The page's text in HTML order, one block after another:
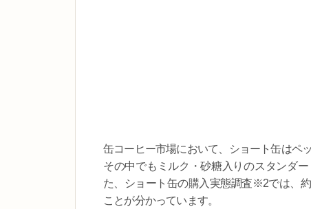
缶コーヒー市場において、ショート缶はペ
その中でもミルク・砂糖入りのスタンダ
た、ショート缶の購入実態調査※2では、
ことが分かっています。